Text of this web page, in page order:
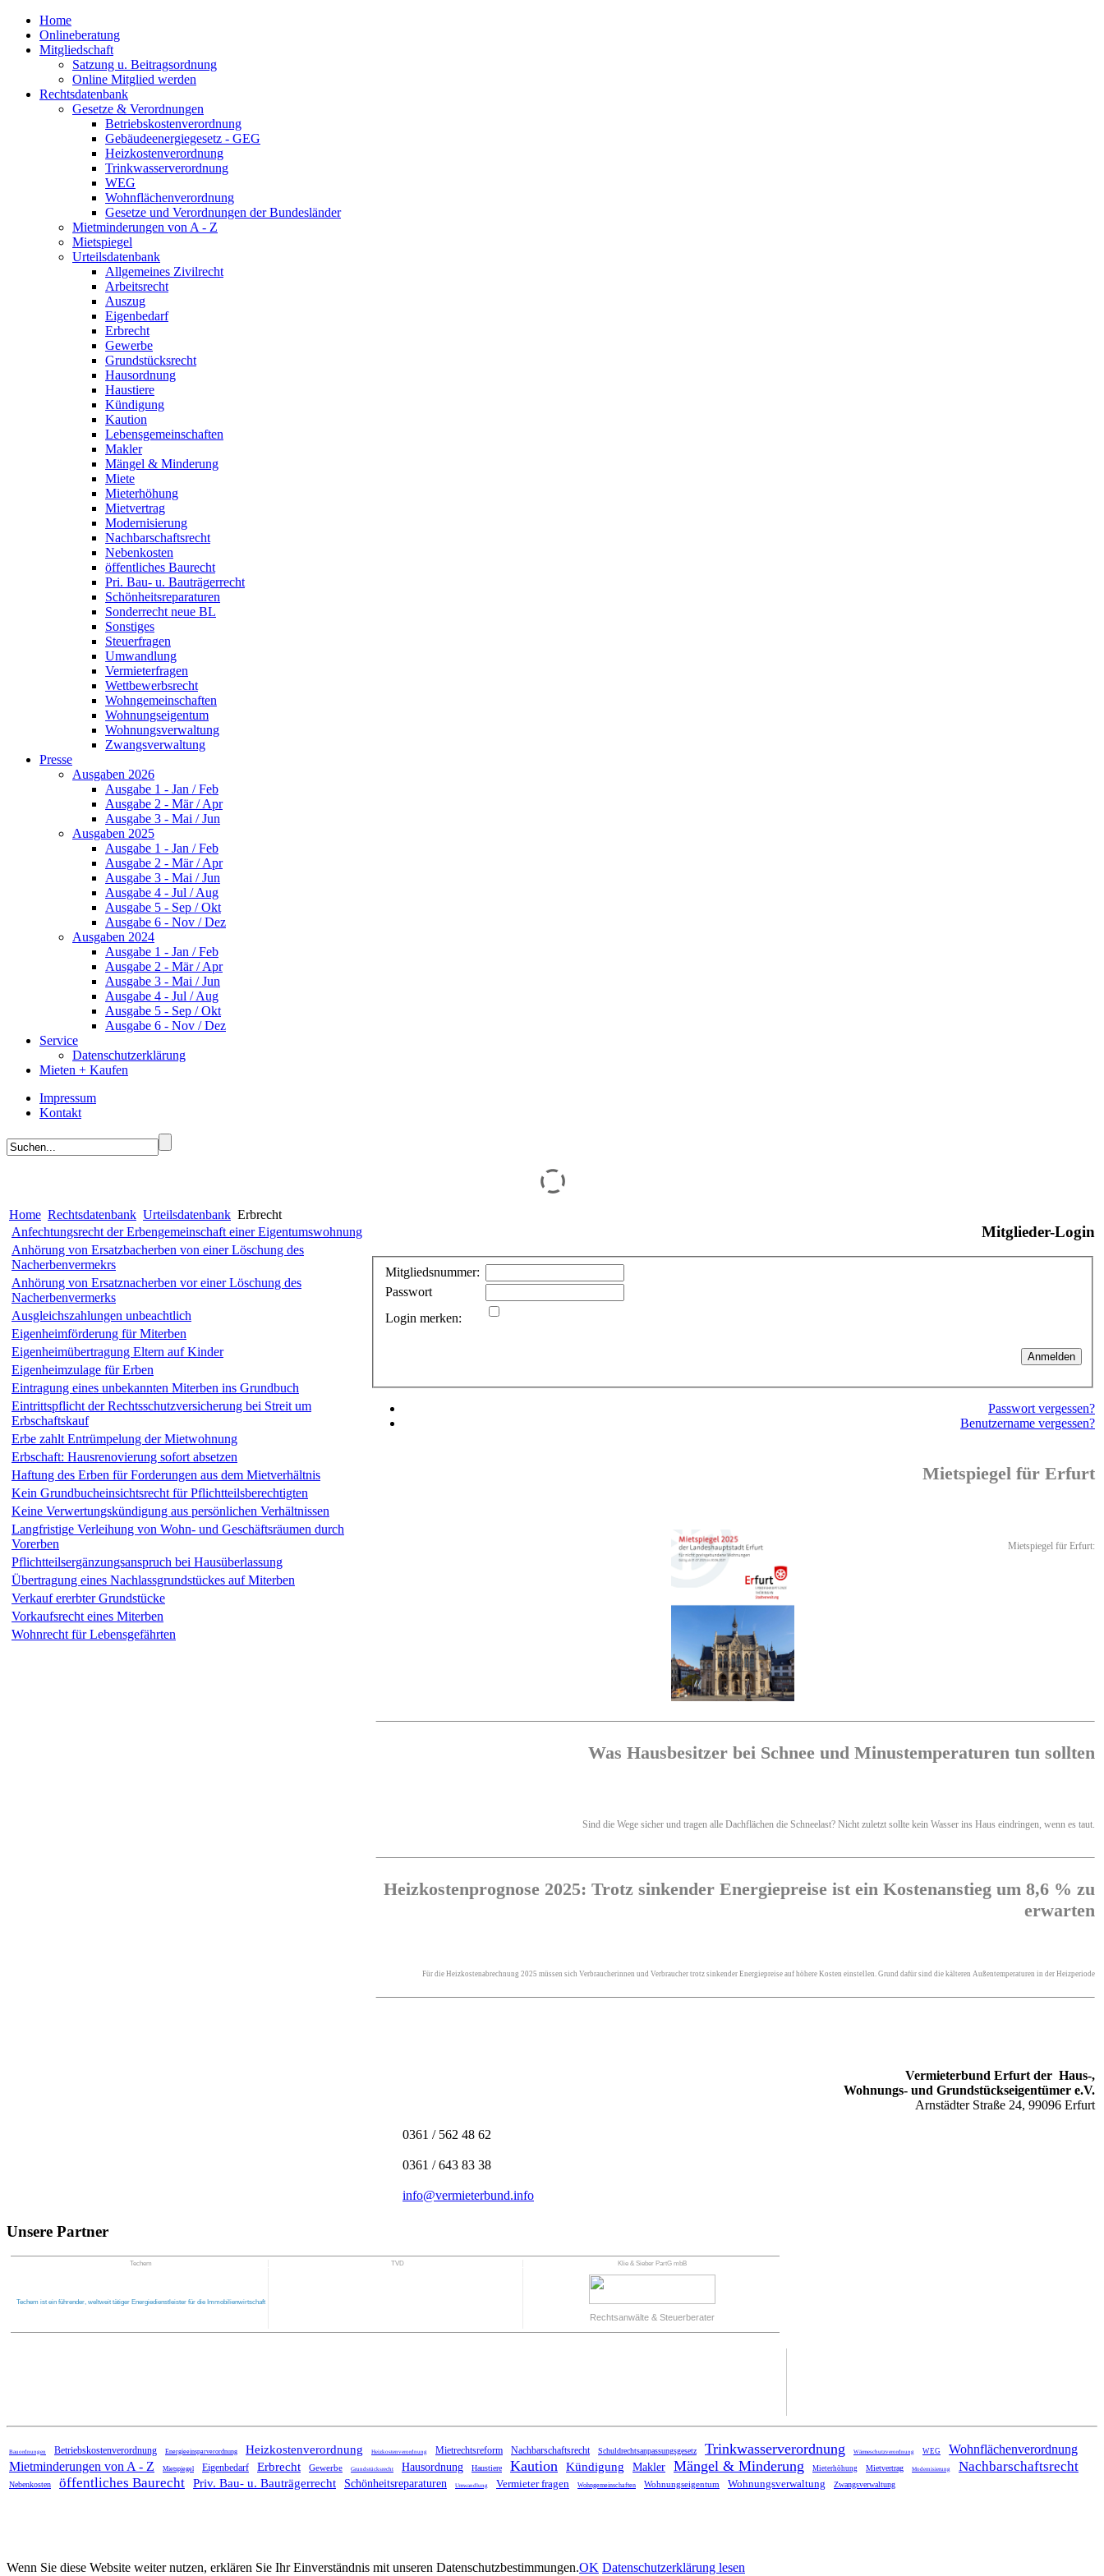
Home
Onlineberatung
Mitgliedschaft
Satzung u. Beitragsordnung
Online Mitglied werden
Rechtsdatenbank
Gesetze & Verordnungen
Betriebskostenverordnung
Gebäudeenergiegesetz - GEG
Heizkostenverordnung
Trinkwasserverordnung
WEG
Wohnflächenverordnung
Gesetze und Verordnungen der Bundesländer
Mietminderungen von A - Z
Mietspiegel
Urteilsdatenbank
Allgemeines Zivilrecht
Arbeitsrecht
Auszug
Eigenbedarf
Erbrecht
Gewerbe
Grundstücksrecht
Hausordnung
Haustiere
Kündigung
Kaution
Lebensgemeinschaften
Makler
Mängel & Minderung
Miete
Mieterhöhung
Mietvertrag
Modernisierung
Nachbarschaftsrecht
Nebenkosten
öffentliches Baurecht
Pri. Bau- u. Bauträgerrecht
Schönheitsreparaturen
Sonderrecht neue BL
Sonstiges
Steuerfragen
Umwandlung
Vermieterfragen
Wettbewerbsrecht
Wohngemeinschaften
Wohnungseigentum
Wohnungsverwaltung
Zwangsverwaltung
Presse
Ausgaben 2026
Ausgabe 1 - Jan / Feb
Ausgabe 2 - Mär / Apr
Ausgabe 3 - Mai / Jun
Ausgaben 2025
Ausgabe 1 - Jan / Feb
Ausgabe 2 - Mär / Apr
Ausgabe 3 - Mai / Jun
Ausgabe 4 - Jul / Aug
Ausgabe 5 - Sep / Okt
Ausgabe 6 - Nov / Dez
Ausgaben 2024
Ausgabe 1 - Jan / Feb
Ausgabe 2 - Mär / Apr
Ausgabe 3 - Mai / Jun
Ausgabe 4 - Jul / Aug
Ausgabe 5 - Sep / Okt
Ausgabe 6 - Nov / Dez
Service
Datenschutzerklärung
Mieten + Kaufen
Impressum
Kontakt
Home Rechtsdatenbank Urteilsdatenbank Erbrecht
Anfechtungsrecht der Erbengemeinschaft einer Eigentumswohnung
Anhörung von Ersatzbacherben von einer Löschung des
Nacherbenvermekrs
Anhörung von Ersatznacherben vor einer Löschung des
Nacherbenvermerks
Ausgleichszahlungen unbeachtlich
Eigenheimförderung für Miterben
Eigenheimübertragung Eltern auf Kinder
Eigenheimzulage für Erben
Eintragung eines unbekannten Miterben ins Grundbuch
Eintrittspflicht der Rechtsschutzversicherung bei Streit um
Erbschaftskauf
Erbe zahlt Entrümpelung der Mietwohnung
Erbschaft: Hausrenovierung sofort absetzen
Haftung des Erben für Forderungen aus dem Mietverhältnis
Kein Grundbucheinsichtsrecht für Pflichtteilsberechtigten
Keine Verwertungskündigung aus persönlichen Verhältnissen
Langfristige Verleihung von Wohn- und Geschäftsräumen durch
Vorerben
Pflichtteilsergänzungsanspruch bei Hausüberlassung
Übertragung eines Nachlassgrundstückes auf Miterben
Verkauf ererbter Grundstücke
Vorkaufsrecht eines Miterben
Wohnrecht für Lebensgefährten
Mitglieder-Login
Mitgliedsnummer:
Passwort
Login merken:
Passwort vergessen?
Benutzername vergessen?
Mietspiegel für Erfurt
Mietspiegel für Erfurt:
Was Hausbesitzer bei Schnee und Minustemperaturen tun sollten
Sind die Wege sicher und tragen alle Dachflächen die Schneelast? Nicht zuletzt sollte kein Wasser ins Haus eindringen, wenn es taut.
Heizkostenprognose 2025: Trotz sinkender Energiepreise ist ein Kostenanstieg um 8,6 % zu
erwarten
Für die Heizkostenabrechnung 2025 müssen sich Verbraucherinnen und Verbraucher trotz sinkender Energiepreise auf höhere Kosten einstellen. Grund dafür sind die kälteren Außentemperaturen in der Heizperiode
Vermieterbund Erfurt der Haus-,
Wohnungs- und Grundstückseigentümer e.V.
Arnstädter Straße 24, 99096 Erfurt
0361 / 562 48 62
0361 / 643 83 38
info@vermieterbund.info
Unsere Partner
Techem TVD Klie & Sieber PartG mbB
Techem ist ein führender, weltweit tätiger Energiedienstleister für die Immobilienwirtschaft
Rechtsanwälte & Steuerberater
Bauordnungen Betriebskostenverordnung Energieeinsparverordnung Heizkostenverordnung Heizkostenverordnung Mietrechtsreform Nachbarschaftsrecht Schuldrechtsanpassungsgesetz Trinkwasserverordnung Wärmeschutzverordnung WEG
Wohnflächenverordnung
Mietminderungen von A - Z
Mietspiegel Eigenbedarf Erbrecht Gewerbe Grundstücksrecht Hausordnung Haustiere Kaution Kündigung Makler Mängel & Minderung Mieterhöhung Mietvertrag Modernisierung Nachbarschaftsrecht
Nebenkosten öffentliches Baurecht Priv. Bau- u. Bauträgerrecht Schönheitsreparaturen Umwandlung Vermieter fragen Wohngemeinschaften Wohnungseigentum Wohnungsverwaltung Zwangsverwaltung
Wenn Sie diese Website weiter nutzen, erklären Sie Ihr Einverständnis mit unseren Datenschutzbestimmungen.OK Datenschutzerklärung lesen